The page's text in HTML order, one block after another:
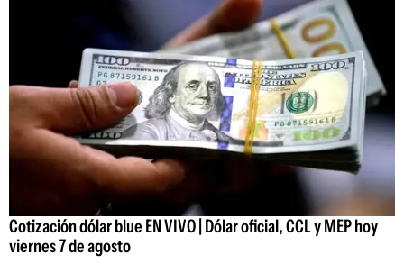
Cotización dólar blue EN VIVO | Dólar oficial, CCL y MEP hoy
viernes 7 de agosto